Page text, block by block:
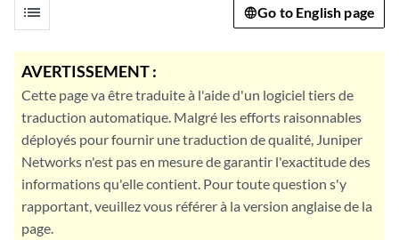
list Go to English page
AVERTISSEMENT :
Cette page va être traduite à l'aide d'un logiciel tiers de
traduction automatique. Malgré les efforts raisonnables
déployés pour fournir une traduction de qualité, Juniper
Networks n'est pas en mesure de garantir l'exactitude des
informations qu'elle contient. Pour toute question s'y
rapportant, veuillez vous référer à la version anglaise de la
page.